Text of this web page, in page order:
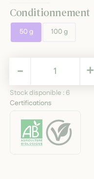
Conditionnement
50 g 100 g
8,70 € +
-
Stock disponible : 6
Certifications